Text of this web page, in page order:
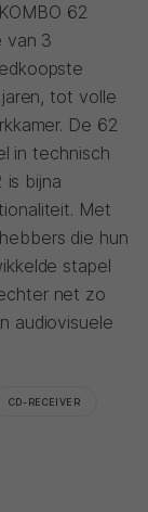
62
van 3
tot volle
De 62
in technisch
is bijna
Met
die hun
stapel
net zo
audiovisuele
CD-RECEIVER